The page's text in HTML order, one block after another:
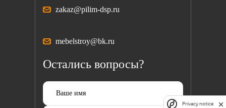
zakaz@pilim-dsp.ru
mebelstroy@bk.ru
Остались вопросы?
Privacy notice